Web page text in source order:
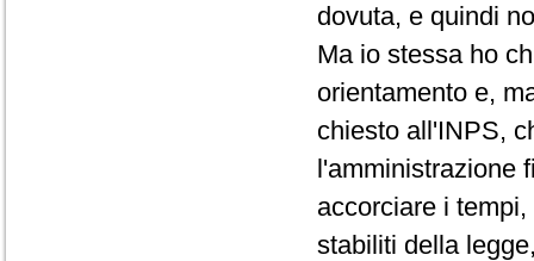
dovuta, e quindi
Ma io stessa ho
orientamento e,
chiesto all'INPS,
l'amministrazione
accorciare i
stabiliti della